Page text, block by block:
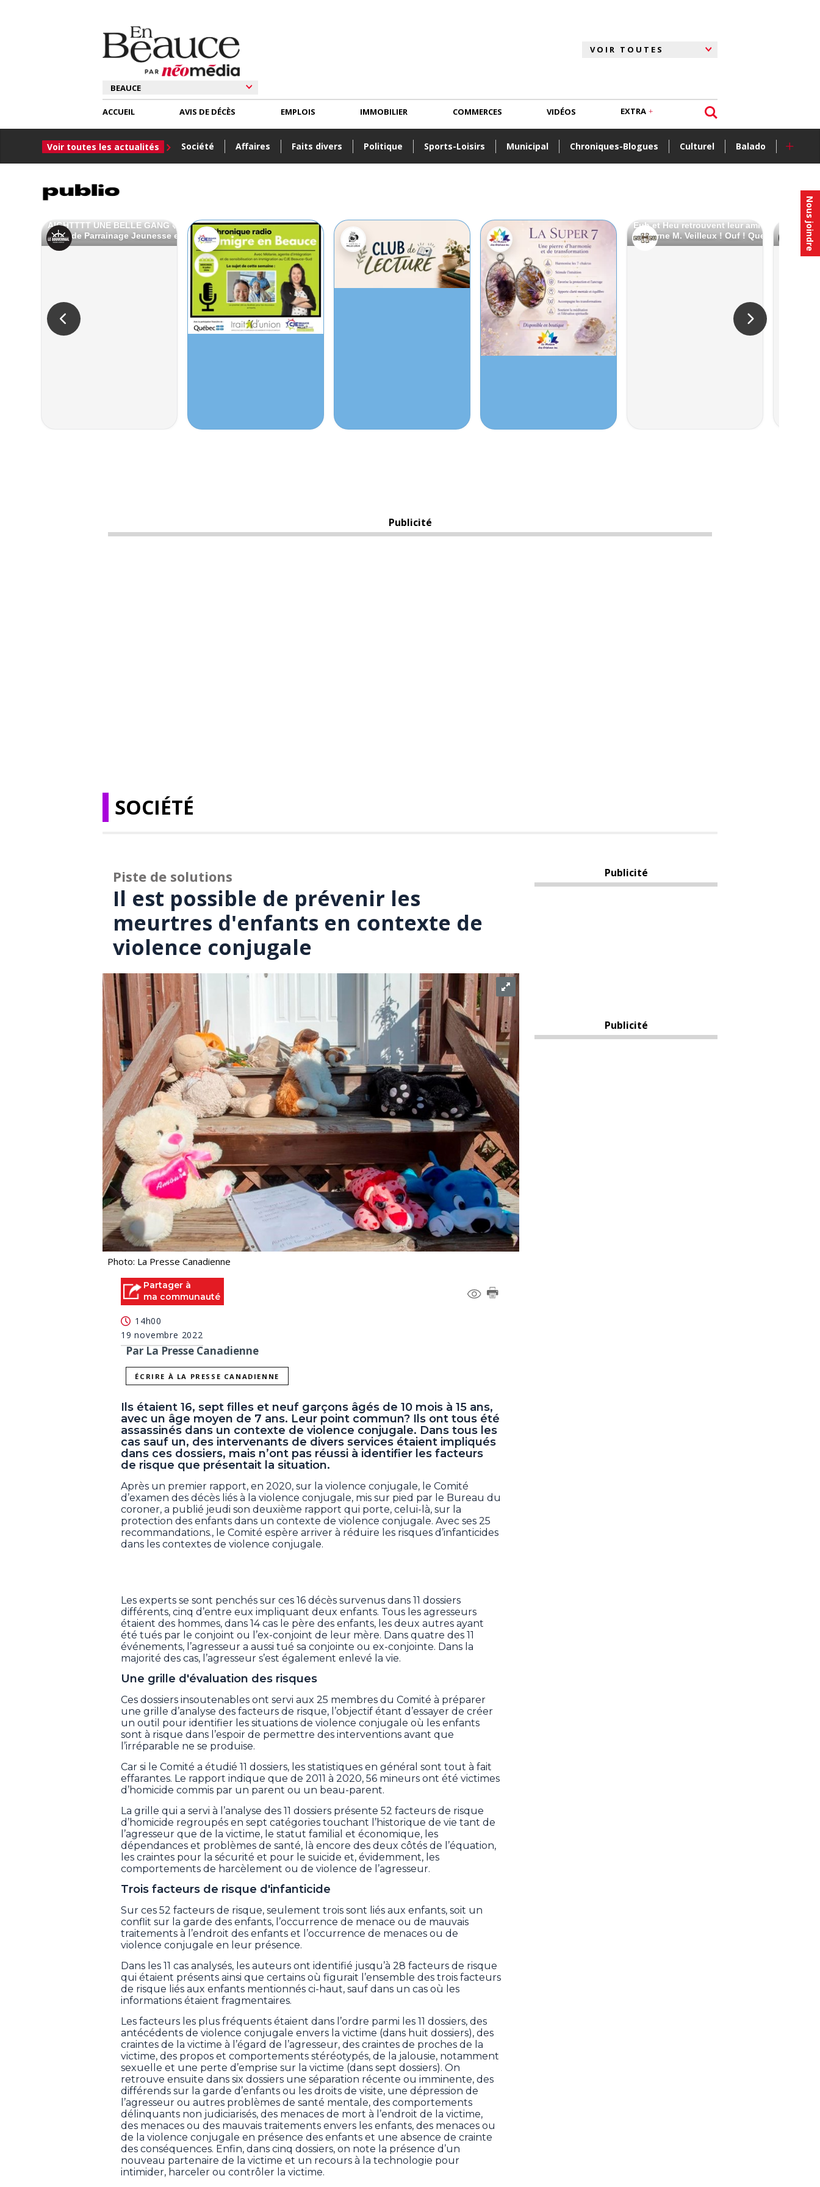
Nous joindre
ACCUEIL
Voir toutes les actualités Société Affaires Faits divers Politique Sports-Loisirs Municipal Chroniques-Blogues Culturel Balado +
AVIS DE DÉCÈS EMPLOIS IMMOBILIER COMMERCES VIDÉOS EXTRA
Publicité
SOCIÉTÉ
Piste de solutions
Il est possible de prévenir les
meurtres d'enfants en contexte de
violence conjugale
Photo: La Presse Canadienne
Partager à
ma communauté
14h00
19 novembre 2022
Par La Presse Canadienne
ÉCRIRE À LA PRESSE CANADIENNE
Ils étaient 16, sept filles et neuf garçons âgés de 10 mois à 15 ans,
avec un âge moyen de 7 ans. Leur point commun? Ils ont tous été
assassinés dans un contexte de violence conjugale. Dans tous les
cas sauf un, des intervenants de divers services étaient impliqués
dans ces dossiers, mais n’ont pas réussi à identifier les facteurs
de risque que présentait la situation.
Après un premier rapport, en 2020, sur la violence conjugale, le Comité
d’examen des décès liés à la violence conjugale, mis sur pied par le Bureau du
coroner, a publié jeudi son deuxième rapport qui porte, celui-là, sur la
protection des enfants dans un contexte de violence conjugale. Avec ses 25
recommandations., le Comité espère arriver à réduire les risques d’infanticides
dans les contextes de violence conjugale.
Les experts se sont penchés sur ces 16 décès survenus dans 11 dossiers
différents, cinq d’entre eux impliquant deux enfants. Tous les agresseurs
étaient des hommes, dans 14 cas le père des enfants, les deux autres ayant
été tués par le conjoint ou l’ex-conjoint de leur mère. Dans quatre des 11
événements, l’agresseur a aussi tué sa conjointe ou ex-conjointe. Dans la
majorité des cas, l’agresseur s’est également enlevé la vie.
Une grille d'évaluation des risques
Ces dossiers insoutenables ont servi aux 25 membres du Comité à préparer
une grille d’analyse des facteurs de risque, l’objectif étant d’essayer de créer
un outil pour identifier les situations de violence conjugale où les enfants
sont à risque dans l’espoir de permettre des interventions avant que
l’irréparable ne se produise.
Car si le Comité a étudié 11 dossiers, les statistiques en général sont tout à fait
effarantes. Le rapport indique que de 2011 à 2020, 56 mineurs ont été victimes
d’homicide commis par un parent ou un beau-parent.
La grille qui a servi à l’analyse des 11 dossiers présente 52 facteurs de risque
d’homicide regroupés en sept catégories touchant l’historique de vie tant de
l’agresseur que de la victime, le statut familial et économique, les
dépendances et problèmes de santé, là encore des deux côtés de l’équation,
les craintes pour la sécurité et pour le suicide et, évidemment, les
comportements de harcèlement ou de violence de l’agresseur.
Trois facteurs de risque d'infanticide
Sur ces 52 facteurs de risque, seulement trois sont liés aux enfants, soit un
conflit sur la garde des enfants, l’occurrence de menace ou de mauvais
traitements à l’endroit des enfants et l’occurrence de menaces ou de
violence conjugale en leur présence.
Dans les 11 cas analysés, les auteurs ont identifié jusqu’à 28 facteurs de risque
qui étaient présents ainsi que certains où figurait l’ensemble des trois facteurs
de risque liés aux enfants mentionnés ci-haut, sauf dans un cas où les
informations étaient fragmentaires.
Les facteurs les plus fréquents étaient dans l’ordre parmi les 11 dossiers, des
antécédents de violence conjugale envers la victime (dans huit dossiers), des
craintes de la victime à l’égard de l’agresseur, des craintes de proches de la
victime, des propos et comportements stéréotypés, de la jalousie, notamment
sexuelle et une perte d’emprise sur la victime (dans sept dossiers). On
retrouve ensuite dans six dossiers une séparation récente ou imminente, des
différends sur la garde d’enfants ou les droits de visite, une dépression de
l’agresseur ou autres problèmes de santé mentale, des comportements
délinquants non judiciarisés, des menaces de mort à l’endroit de la victime,
des menaces ou des mauvais traitements envers les enfants, des menaces ou
de la violence conjugale en présence des enfants et une absence de crainte
des conséquences. Enfin, dans cinq dossiers, on note la présence d’un
nouveau partenaire de la victime et un recours à la technologie pour
intimider, harceler ou contrôler la victime.
Publicité
Publicité